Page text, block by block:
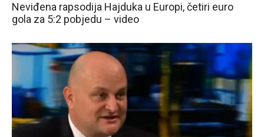
Neviđena rapsodija Hajduka u Europi, četiri euro
gola za 5:2 pobjedu – video